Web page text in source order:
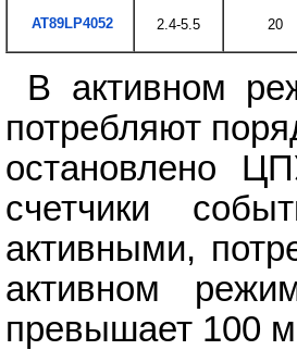
AT89LP4052 2.4-5.5 20
В активном
потребляют
остановлено
счетчики
активными,
активном
превышает 100